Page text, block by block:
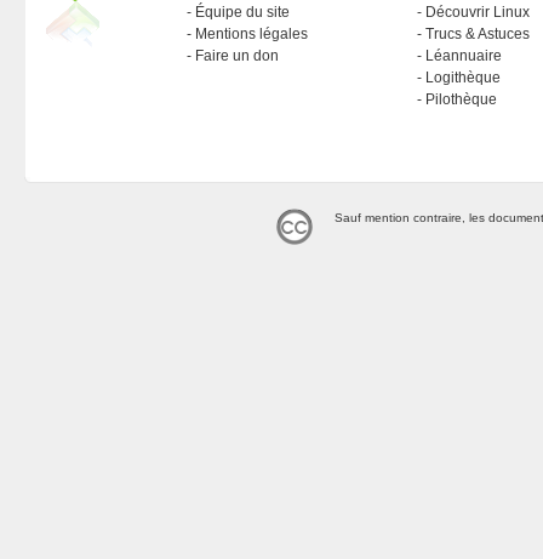
Équipe du site
Mentions légales
Faire un don
Découvrir Linux
Trucs & Astuces
Léannuaire
Logithèque
Pilothèque
Sauf mention contraire, les